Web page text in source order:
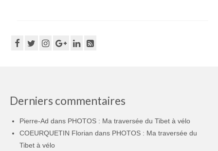
Derniers commentaires
Pierre-Ad dans PHOTOS : Ma traversée du Tibet à vélo
COEURQUETIN Florian dans PHOTOS : Ma traversée du
Tibet à vélo